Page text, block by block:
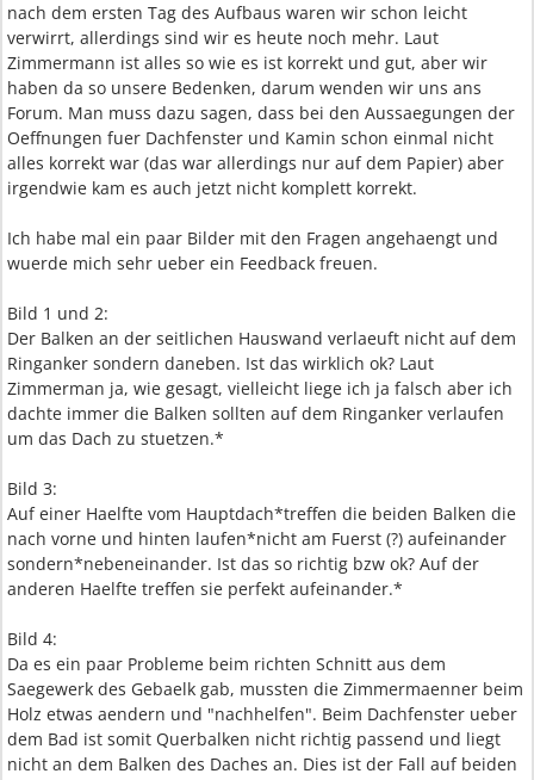
nach dem ersten Tag des Aufbaus waren wir schon leicht
verwirrt, allerdings sind wir es heute noch mehr. Laut
Zimmermann ist alles so wie es ist korrekt und gut, aber wir
haben da so unsere Bedenken, darum wenden wir uns ans
Forum. Man muss dazu sagen, dass bei den Aussaegungen der
Oeffnungen fuer Dachfenster und Kamin schon einmal nicht
alles korrekt war (das war allerdings nur auf dem Papier) aber
irgendwie kam es auch jetzt nicht komplett korrekt.
Ich habe mal ein paar Bilder mit den Fragen angehaengt und
wuerde mich sehr ueber ein Feedback freuen.
Bild 1 und 2:
Der Balken an der seitlichen Hauswand verlaeuft nicht auf dem
Ringanker sondern daneben. Ist das wirklich ok? Laut
Zimmerman ja, wie gesagt, vielleicht liege ich ja falsch aber ich
dachte immer die Balken sollten auf dem Ringanker verlaufen
um das Dach zu stuetzen.*
Bild 3:
Auf einer Haelfte vom Hauptdach*treffen die beiden Balken die
nach vorne und hinten laufen*nicht am Fuerst (?) aufeinander
sondern*nebeneinander. Ist das so richtig bzw ok? Auf der
anderen Haelfte treffen sie perfekt aufeinander.*
Bild 4:
Da es ein paar Probleme beim richten Schnitt aus dem
Saegewerk des Gebaelk gab, mussten die Zimmermaenner beim
Holz etwas aendern und "nachhelfen". Beim Dachfenster ueber
dem Bad ist somit Querbalken nicht richtig passend und liegt
nicht an dem Balken des Daches an. Dies ist der Fall auf beiden